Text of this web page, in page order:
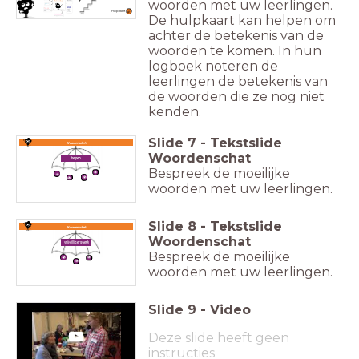
Hulpkaart
woorden met uw leerlingen.
De hulpkaart kan helpen om
achter de betekenis van de
woorden te komen. In hun
logboek noteren de
leerlingen de betekenis van
de woorden die ze nog niet
kenden.
Woordenschat
helpen
Slide 7 - Tekstslide
Woordenschat
Bespreek de moeilijke
woorden met uw leerlingen.
Woordenschat
vrijwilligerswerk
Slide 8 - Tekstslide
Woordenschat
Bespreek de moeilijke
woorden met uw leerlingen.
Slide 9 - Video
Deze slide heeft geen
instructies